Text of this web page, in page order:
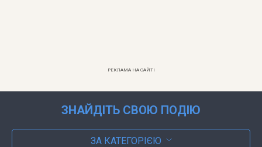
РЕКЛАМА НА САЙТІ
ЗНАЙДІТЬ СВОЮ ПОДІЮ
ЗА КАТЕГОРІЄЮ